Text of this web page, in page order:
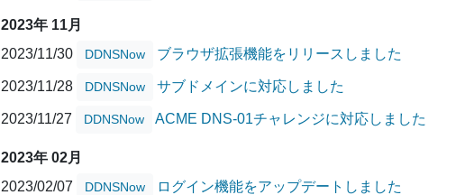
2023年 11月
2023/11/30
DDNSNow ブラウザ拡張機能をリリースしました
2023/11/28 DDNSNow サブドメインに対応しました
2023/11/27 DDNSNow ACME DNS-01チャレンジに対応しました
2023年 02月
2023/02/07
DDNSNow ログイン機能をアップデートしました